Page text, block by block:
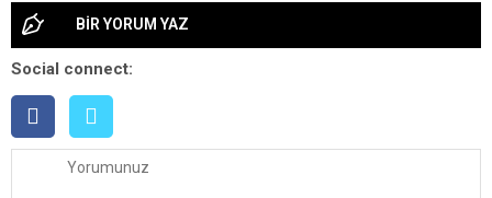
BİR YORUM YAZ
Social connect: